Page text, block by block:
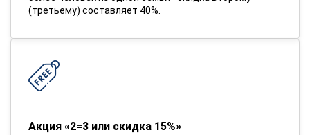
(третьему) составляет 40%.
Акция «2=3 или скидка 15%»